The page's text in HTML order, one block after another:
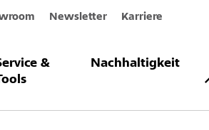
Newsletter Karriere
&
Nachhaltigkeit
Fugensanierung Grundierungen